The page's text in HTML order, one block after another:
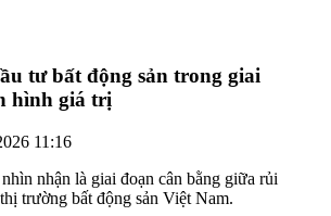
tư bất động sản trong giai
hình giá trị
11:16
nhận là giai đoạn cân bằng giữa rủi
trường bất động sản Việt Nam.